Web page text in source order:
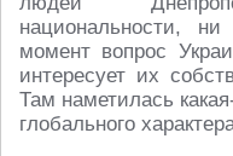
национальности, ни
момент вопрос
интересует их
Там наметилась
глобального